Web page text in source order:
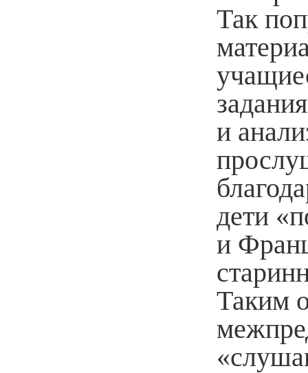
Так
и
дети
и
Таким